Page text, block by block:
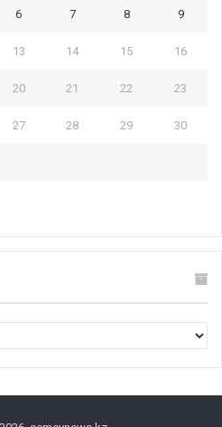
6 7 8 9
13 14 15 16
20 21 22 23
27 28 29 30